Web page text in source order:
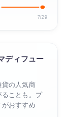
7/29
ディフュー
の人気商
ことも。プ
おすすめ